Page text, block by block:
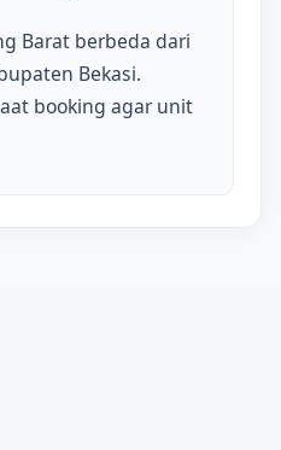
Barat berbeda dari
Bekasi.
booking agar unit